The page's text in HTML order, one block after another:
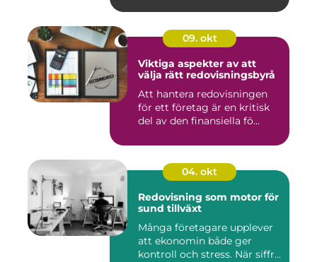
09. okt
Viktiga aspekter av att
välja rätt redovisningsbyrå
Att hantera redovisningen
för ett företag är en kritisk
del av den finansiella fö...
04. okt
Redovisning som motor för
sund tillväxt
Många företagare upplever
att ekonomin både ger
kontroll och stress. När siffr...